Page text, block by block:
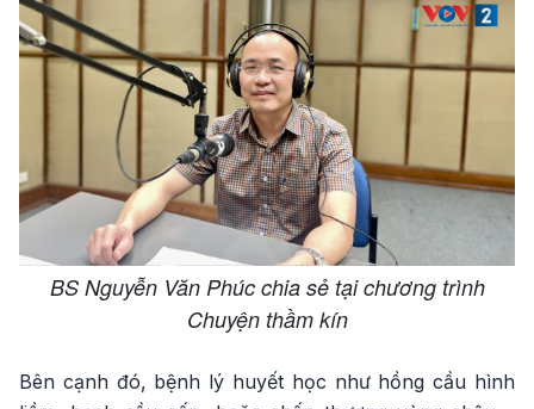
BS Nguyễn Văn Phúc chia sẻ tại chương trình
Chuyện thầm kín
Bên cạnh đó, bệnh lý huyết học như hồng cầu hình